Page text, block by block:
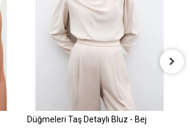
Sepete Ekle
Düğmeleri Taş Detaylı Bluz - Bej